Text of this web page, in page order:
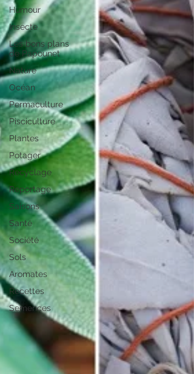
Humour
Insecte
Les bons plans
de Papounet
Nature
Océan
Permaculture
Pisciculture
Plantes
Potager
Recyclage
Reportage
Saisons
Santé
Société
Sols
Aromates
Recettes
Semences